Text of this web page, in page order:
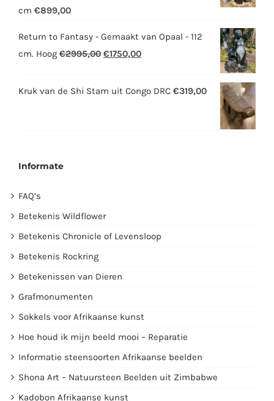
cm €899,00
Return to Fantasy - Gemaakt van Opaal - 112
cm. Hoog €2995,00 Oorspronkelijke
was:
€1750,00Huidige
is:
Kruk van de Shi Stam uit Congo DRC €319,00
Informate
FAQ’s
Betekenis Wildflower
Betekenis Chronicle of Levensloop
Betekenis Rockring
Betekenissen van Dieren
Grafmonumenten
Sokkels voor Afrikaanse kunst
Hoe houd ik mijn beeld mooi – Reparatie
Informatie steensoorten Afrikaanse beelden
Shona Art – Natuursteen Beelden uit Zimbabwe
Kadobon Afrikaanse kunst